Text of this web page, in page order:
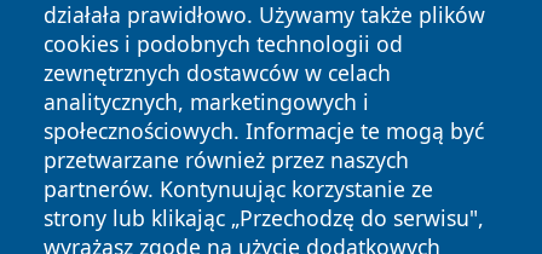
działała prawidłowo. Używamy także plików
cookies i podobnych technologii od
zewnętrznych dostawców w celach
analitycznych, marketingowych i
społecznościowych. Informacje te mogą być
przetwarzane również przez naszych
partnerów. Kontynuując korzystanie ze
strony lub klikając „Przechodzę do serwisu",
wyrażasz zgodę na użycie dodatkowych
Copyright © 2026 echobialystok.pl Wszystkie prawa
zastrzeżone.
News Autorzy
Polityka
Prywatności
Polityka
Cookies